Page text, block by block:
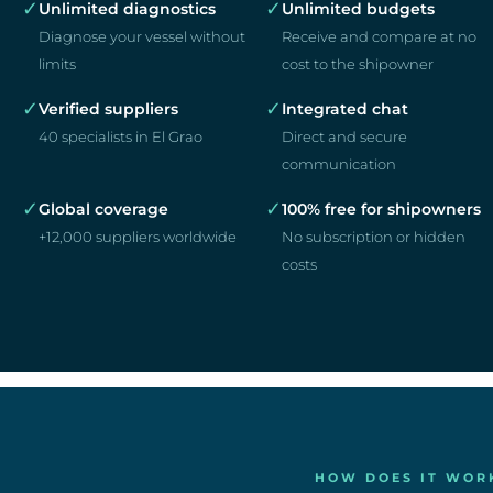
✓ Unlimited diagnostics
Diagnose your vessel without
limits
✓ Unlimited budgets
Receive and compare at no
cost to the shipowner
✓Verified suppliers
40 specialists in El Grao
✓ Integrated chat
Direct and secure
communication
✓Global coverage
+12,000 suppliers worldwide
✓100% free for shipowners
No subscription or hidden
costs
HOW DOES IT